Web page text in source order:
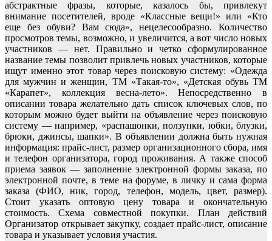
абстрактные фразы, которые, казалось бы, привлекут
внимание посетителей, вроде «Классные вещи!» или «Кто
еще без обуви? Вам сюда», нецелесообразно. Количество
просмотров темы, возможно, и увеличится, а вот число новых
участников — нет. Правильно и четко сформулированное
название темы позволит привлечь новых участников, которые
ищут именно этот товар через поисковую систему: «Одежда
для мужчин и женщин, ТМ «Такая-то», «Детская обувь ТМ
«Карапет», коллекция весна-лето». Непосредственно в
описании товара желательно дать список ключевых слов, по
которым можно будет выйти на объявление через поисковую
систему — например, «распашонки, ползунки, юбки, блузки,
брюки, джинсы, шапки». В объявлении должна быть нужная
информация: прайс-лист, размер организационного сбора, имя
и телефон организатора, город проживания. А также способ
приема заявок — заполнение электронной формы заказа, по
электронной почте, в теме на форуме, в личку и сама форма
заказа (ФИО, ник, город, телефон, модель, цвет, размер).
Стоит указать оптовую цену товара и окончательную
стоимость. Схема совместной покупки. План действий
Организатор открывает закупку, создает прайс-лист, описание
товара и указывает условия участия.